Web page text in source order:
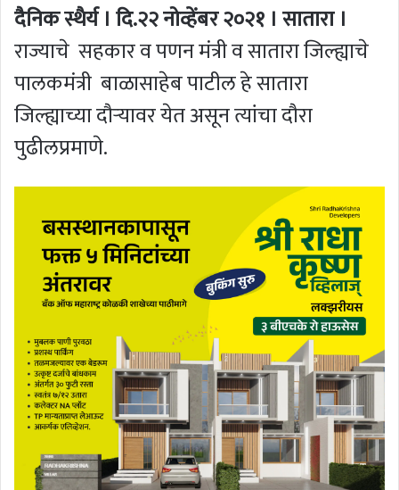
दैनिक स्थैर्य । दि.२२ नोव्हेंबर २०२१ । सातारा ।
राज्याचे सहकार व पणन मंत्री व सातारा जिल्ह्याचे
पालकमंत्री बाळासाहेब पाटील हे सातारा
जिल्ह्याच्या दौऱ्यावर येत असून त्यांचा दौरा
पुढीलप्रमाणे.